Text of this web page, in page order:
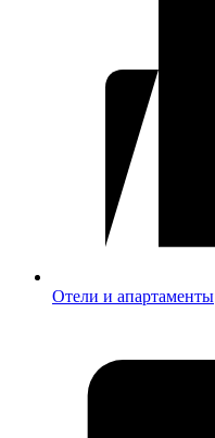
Отели и апартаменты